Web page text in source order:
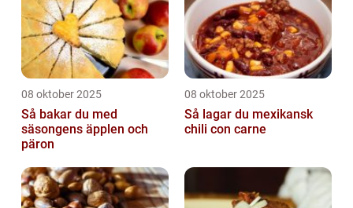
08 oktober 2025
Så bakar du med
säsongens äpplen och
päron
08 oktober 2025
Så lagar du mexikansk
chili con carne